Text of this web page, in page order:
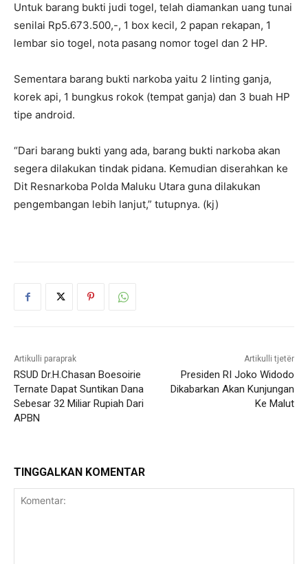
Untuk barang bukti judi togel, telah diamankan uang tunai
senilai Rp5.673.500,-, 1 box kecil, 2 papan rekapan, 1
lembar sio togel, nota pasang nomor togel dan 2 HP.
Sementara barang bukti narkoba yaitu 2 linting ganja,
korek api, 1 bungkus rokok (tempat ganja) dan 3 buah HP
tipe android.
“Dari barang bukti yang ada, barang bukti narkoba akan
segera dilakukan tindak pidana. Kemudian diserahkan ke
Dit Resnarkoba Polda Maluku Utara guna dilakukan
pengembangan lebih lanjut,” tutupnya. (kj)
Artikulli paraprak
RSUD Dr.H.Chasan Boesoirie
Ternate Dapat Suntikan Dana
Sebesar 32 Miliar Rupiah Dari
APBN
Artikulli tjetër
Presiden RI Joko Widodo
Dikabarkan Akan Kunjungan
Ke Malut
TINGGALKAN KOMENTAR